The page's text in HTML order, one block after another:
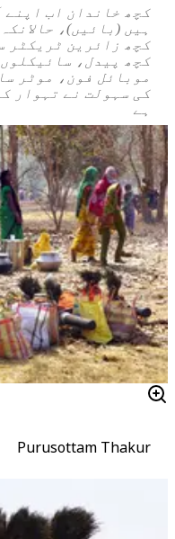
کچھ خاندان اب اپنے
ہیں (بائیں)،
کچھ زائرین ٹریکٹر
کچھ پیدل،
موبائل فون، موٹر
کی سہولت نے تہوار
ہے
Purusottam Thakur